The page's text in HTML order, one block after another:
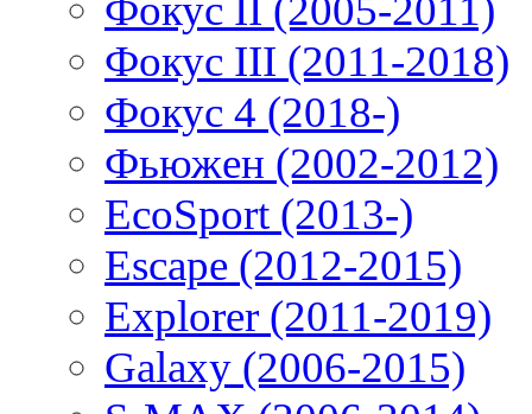
Фокус II (2005-2011)
Фокус III (2011-2018)
Фокус 4 (2018-)
Фьюжен (2002-2012)
EcoSport (2013-)
Escape (2012-2015)
Explorer (2011-2019)
Galaxy (2006-2015)